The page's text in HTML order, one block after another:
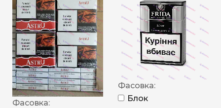
Фасовка:
Фасовка:
Блок